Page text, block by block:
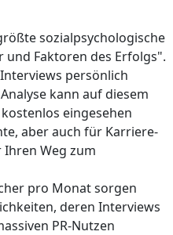
sozialpsychologische
und Faktoren des Erfolgs".
persönlich
kann auf diesem
eingesehen
aber auch für Karriere-
Weg zum
pro Monat sorgen
deren Interviews
PR-Nutzen